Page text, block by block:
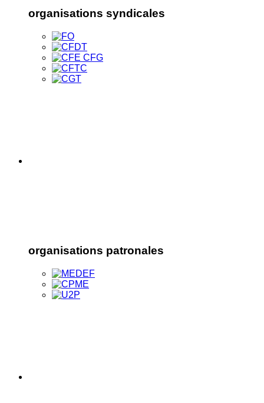
organisations syndicales
organisations patronales